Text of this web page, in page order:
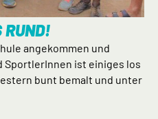
RUND!
angekommen und
SportlerInnen ist einiges los
bunt bemalt und unter